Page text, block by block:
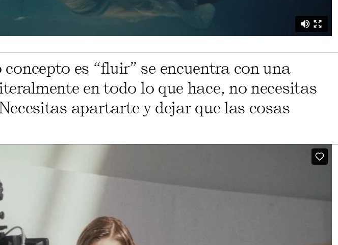
es “fluir” se encuentra con una
en todo lo que hace, no necesitas
apartarte y dejar que las cosas